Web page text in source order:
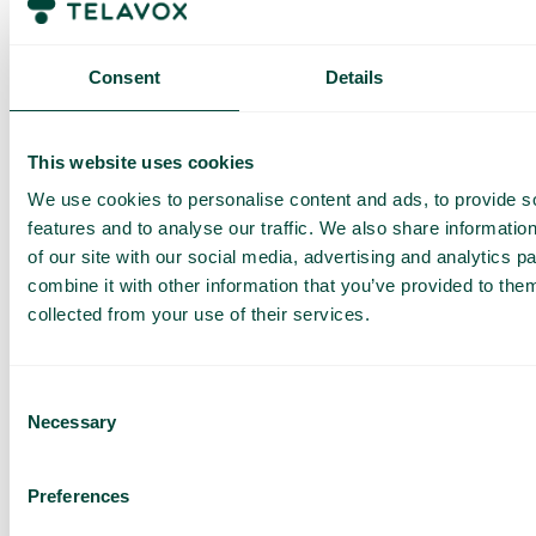
Consent Details
This website uses cookies
We use cookies to personalise content and ads, to provide
features and to analyse our traffic. We also share
of our site with our social media, advertising and analytics
combine it with other information that you’ve provided to
collected from your use of their services.
Selection
Necessary
Preferences
förutbestämt maxpris. När du har förbrukat den datamängden
Så fungerar det
Vanliga frågor och svar
undvika höga kostnader. Klicka på knappen nedan för att
läsa mer.